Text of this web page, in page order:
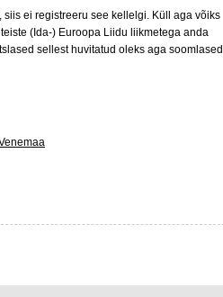
ei registreeru see kellelgi. Küll aga võiks
(Ida-) Euroopa Liidu liikmetega anda
sellest huvitatud oleks aga soomlased